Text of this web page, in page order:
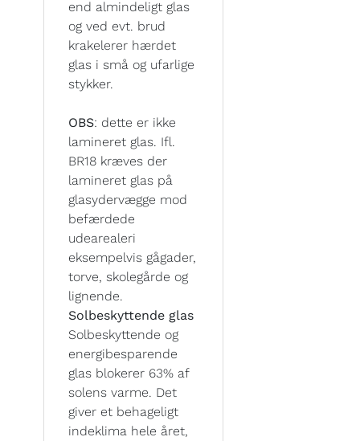
end almindeligt glas
og ved evt. brud
krakelerer hærdet
glas i små og ufarlige
stykker.
OBS: dette er ikke
lamineret glas. Ifl.
BR18 kræves der
lamineret glas på
glasydervægge mod
befærdede
udearealeri
eksempelvis gågader,
torve, skolegårde og
lignende.
Solbeskyttende glas
Solbeskyttende og
energibesparende
glas blokerer 63% af
solens varme. Det
giver et behageligt
indeklima hele året,